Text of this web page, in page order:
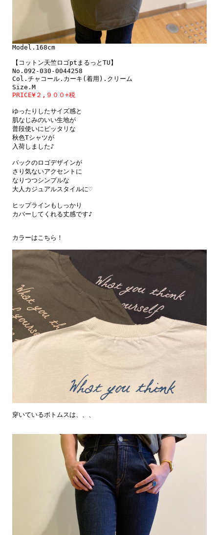
Model.168cm
【コットン天竺ロゴptまるっとTU】
No.092-030-0044258
Col.チャコール.カーキ(着用).クリーム
Size.M
PRICE¥２,９００+税
ゆったりしたサイズ感と
肌なじみのいい生地が
普段使いにピッタリな
秋色Tシャツが
入荷しました♪
バックのロゴデザインが
さり気ないアクセントに
なりつつシンプルな
大人カジュアルスタイルに♡
ヒップラインもしっかり
カバーしてくれる丈感です♪
カラーはこちら！
穿いているボトムスは、、、